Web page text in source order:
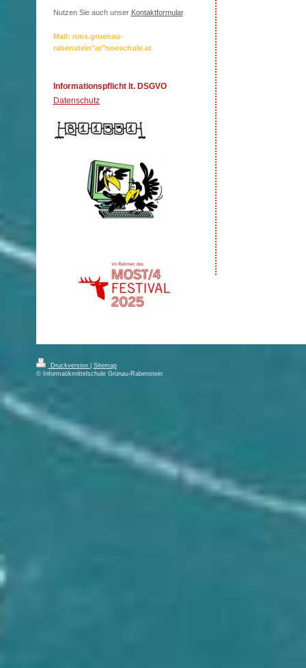
Nutzen Sie auch unser Kontaktformular.
Mail: nms.gruenau-
rabenstein"at"noeschule.at
Informationspflicht lt. DSGVO
Datenschutz
Druckversion
Sitemap
© Informatikmittelschule Grünau-Rabenstein